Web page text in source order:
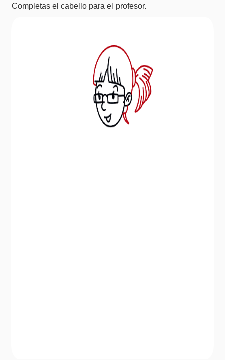
Completas el cabello para el profesor.